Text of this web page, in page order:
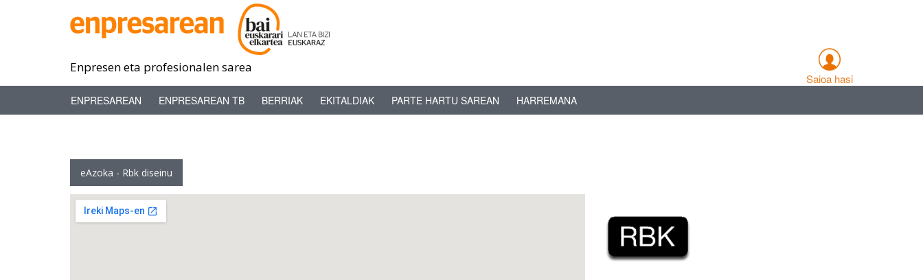
Enpresen eta profesionalen sarea
Saioa hasi
ENPRESAREAN ENPRESAREAN TB BERRIAK EKITALDIAK PARTE HARTU SAREAN HARREMANA
eAzoka - Rbk diseinu